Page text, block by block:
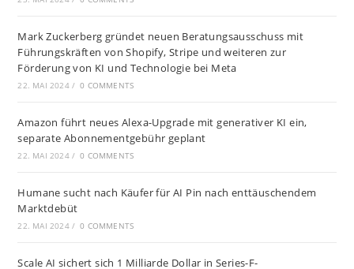
Mark Zuckerberg gründet neuen Beratungsausschuss mit
Führungskräften von Shopify, Stripe und weiteren zur
Förderung von KI und Technologie bei Meta
22. MAI 2024 / 0 COMMENTS
Amazon führt neues Alexa-Upgrade mit generativer KI ein,
separate Abonnementgebühr geplant
22. MAI 2024 / 0 COMMENTS
Humane sucht nach Käufer für AI Pin nach enttäuschendem
Marktdebüt
22. MAI 2024 / 0 COMMENTS
Scale AI sichert sich 1 Milliarde Dollar in Series-F-